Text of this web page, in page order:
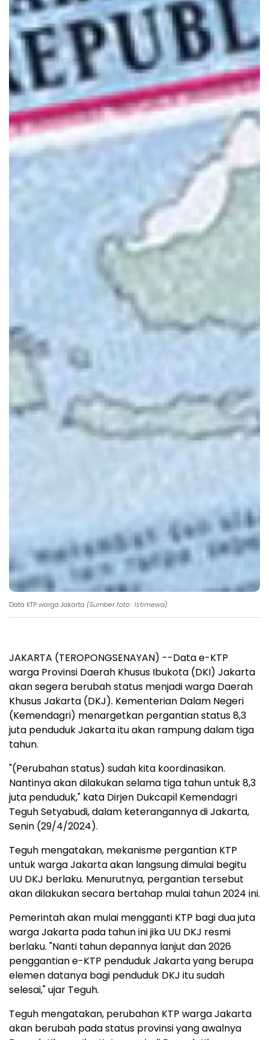
Data KTP warga Jakarta (Sumber foto : Istimewa)
JAKARTA (TEROPONGSENAYAN) --Data e-KTP
warga Provinsi Daerah Khusus Ibukota (DKI) Jakarta
akan segera berubah status menjadi warga Daerah
Khusus Jakarta (DKJ). Kementerian Dalam Negeri
(Kemendagri) menargetkan pergantian status 8,3
juta penduduk Jakarta itu akan rampung dalam tiga
tahun.
"(Perubahan status) sudah kita koordinasikan.
Nantinya akan dilakukan selama tiga tahun untuk 8,3
juta penduduk," kata Dirjen Dukcapil Kemendagri
Teguh Setyabudi, dalam keterangannya di Jakarta,
Senin (29/4/2024).
Teguh mengatakan, mekanisme pergantian KTP
untuk warga Jakarta akan langsung dimulai begitu
UU DKJ berlaku. Menurutnya, pergantian tersebut
akan dilakukan secara bertahap mulai tahun 2024 ini.
Pemerintah akan mulai mengganti KTP bagi dua juta
warga Jakarta pada tahun ini jika UU DKJ resmi
berlaku. "Nanti tahun depannya lanjut dan 2026
penggantian e-KTP penduduk Jakarta yang berupa
elemen datanya bagi penduduk DKJ itu sudah
selesai," ujar Teguh.
Teguh mengatakan, perubahan KTP warga Jakarta
akan berubah pada status provinsi yang awalnya